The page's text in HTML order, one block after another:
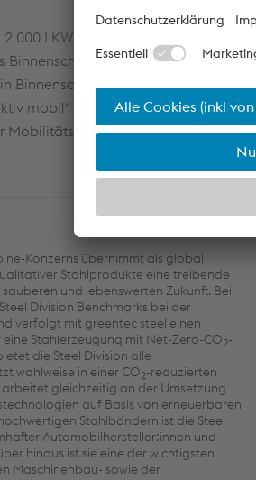
LKWs eine Strecke von rund
Binnenschiff bis zum Hafen
Binnenschiff ausreicht um unseren
mobil“ Siegel ausgezeichnet.
Mobilitätsmanagement nachhaltig
Konzerns übernimmt als global
Stahlprodukte eine treibende
und lebenswerten Zukunft. Bei
Division Benchmarks bei der
verfolgt mit greentec steel einen
Stahlerzeugung mit Net-Zero-CO2-
die Steel Division alle
wahlweise in einer CO2-reduzierten
gleichzeitig an der Umsetzung
auf Basis von erneuerbaren
Stahlbändern ist die Steel
Automobilhersteller:innen und –
hinaus ist sie eine der wichtigsten
Maschinenbau- sowie der